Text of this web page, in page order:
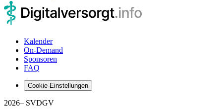
Kalender
On-Demand
Sponsoren
FAQ
Cookie-Einstellungen
2026– SVDGV